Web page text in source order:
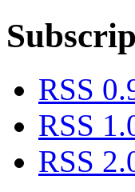
RSS
RSS
RSS